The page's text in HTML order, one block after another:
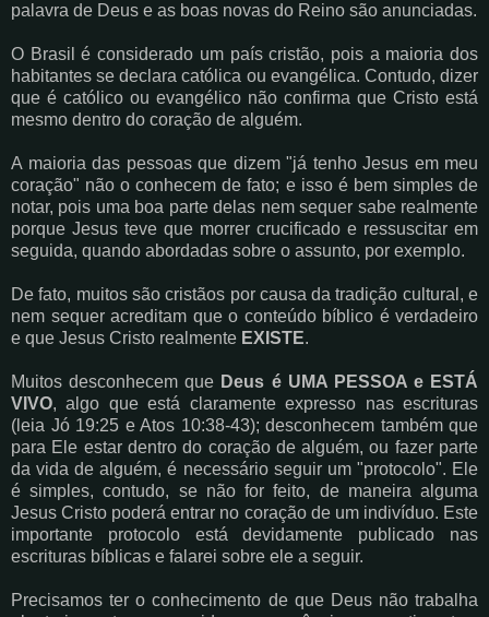
palavra de Deus e as boas novas do Reino são anunciadas.
O Brasil é considerado um país cristão, pois a maioria dos
habitantes se declara católica ou evangélica. Contudo, dizer
que é católico ou evangélico não confirma que Cristo está
mesmo dentro do coração de alguém.
A maioria das pessoas que dizem "já tenho Jesus em meu
coração" não o conhecem de fato; e isso é bem simples de
notar, pois uma boa parte delas nem sequer sabe realmente
porque Jesus teve que morrer crucificado e ressuscitar em
seguida, quando abordadas sobre o assunto, por exemplo.
De fato, muitos são cristãos por causa da tradição cultural, e
nem sequer acreditam que o conteúdo bíblico é verdadeiro
e que Jesus Cristo realmente EXISTE.
Muitos desconhecem que Deus é UMA PESSOA e ESTÁ
VIVO, algo que está claramente expresso nas escrituras
(leia Jó 19:25 e Atos 10:38-43); desconhecem também que
para Ele estar dentro do coração de alguém, ou fazer parte
da vida de alguém, é necessário seguir um "protocolo". Ele
é simples, contudo, se não for feito, de maneira alguma
Jesus Cristo poderá entrar no coração de um indivíduo. Este
importante protocolo está devidamente publicado nas
escrituras bíblicas e falarei sobre ele a seguir.
Precisamos ter o conhecimento de que Deus não trabalha